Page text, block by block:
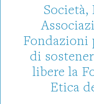
Società,
Fondazioni
di
libere la
Etica